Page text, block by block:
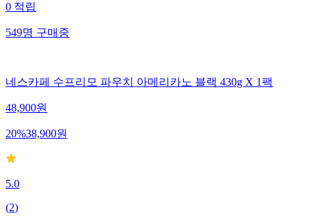
0 적립
549명 구매중
네스카페 수프리모 파우치 아메리카노 블랙 430g X 1팩
48,900원
20%38,900원
5.0
(2)